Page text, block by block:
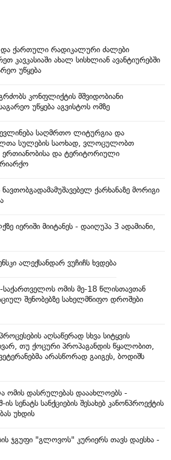
და ქართული რადიკალური ძალები
კავკასიაში ახალ სისხლიან ავანტიურებში
უწყება
კონფლიქტის მშვიდობიანი
უწყება აგვისტოს ომზე
საღმრთო ლიტურგია და
სულების საოხად, ვლოცულობთ
ერთიანობისა და ტერიტორიული
ქარხანაზე მორიგი
იერიში მიიტანეს - დაიღუპა 3 ადამიანი,
ალექსანდარ ვუჩიჩს ხვდება
ომის მე-18 წლისთავთან
შენობებზე სახელმწიფო დროშები
აღსაწერად სხვა სიტყვის
თუ ქოცური პროპაგანდის წყალობით,
არასწორად გაიგეს, ბოდიშს
ომის დასრულებას დააახლოებს -
სენატს სანქციების შესახებ კანონპროექტის
უხდის
ჯგუფი "გლოვოს" კურიერს თავს დაესხა -